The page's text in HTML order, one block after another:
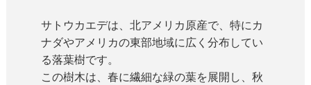
サトウカエデは、北アメリカ原産で、特にカ
ナダやアメリカの東部地域に広く分布してい
る落葉樹です。
この樹木は、春に繊細な緑の葉を展開し、秋